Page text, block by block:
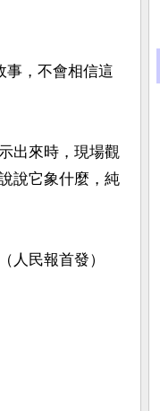
事，不會相信這
出來時，現場觀
說它象什麼，純